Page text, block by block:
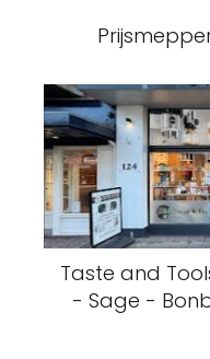
Taste and
- Sage -